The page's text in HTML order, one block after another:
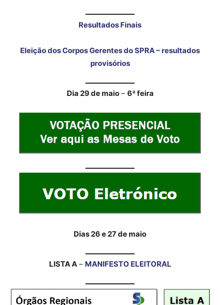
Resultados Finais
Eleição dos Corpos Gerentes do SPRA – resultados
provisórios
Dia 29 de maio– 6ª feira
Dias 26 e 27 de maio
LISTA A– MANIFESTO ELEITORAL